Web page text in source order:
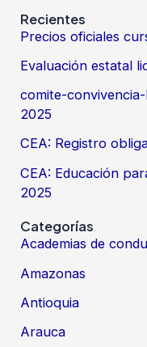
Recientes
Precios oficiales
Evaluación estatal
comite-
2025
CEA: Registro
CEA: Educación
2025
Categorías
Academias de
Amazonas
Antioquia
Arauca